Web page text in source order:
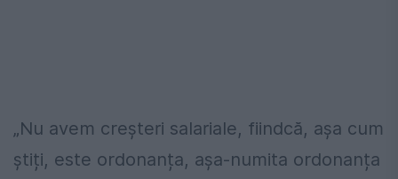
„Nu avem creșteri salariale, fiindcă, așa cum
știți, este ordonanța, așa-numita ordonanța